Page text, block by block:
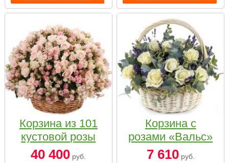
Корзина из 101
кустовой розы
нежных тонов
40 400 руб.
Корзина с
розами «Вальс»
7 610руб.